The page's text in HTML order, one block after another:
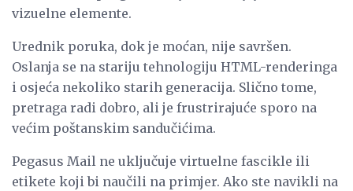
vizuelne elemente.
Urednik poruka, dok je moćan, nije savršen.
Oslanja se na stariju tehnologiju HTML-renderinga
i osjeća nekoliko starih generacija. Slično tome,
pretraga radi dobro, ali je frustrirajuće sporo na
većim poštanskim sandučićima.
Pegasus Mail ne uključuje virtuelne fascikle ili
etikete koji bi naučili na primjer. Ako ste navikli na